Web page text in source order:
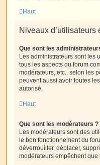
Haut
Niveaux d’utilisateurs
Que sont les
Les administrateurs sont les
tous les aspects du forum
modérateurs, etc., selon les
peuvent aussi avoir toutes
autorisé.
Haut
Que sont les modérateurs ?
Les modérateurs sont des
le bon fonctionnement du
déverrouiller, déplacer,
modérateurs empêchent